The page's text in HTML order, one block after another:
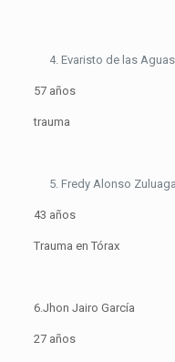
Evaristo de las
57 años
trauma
Fredy Alonso Zuluaga
43 años
Trauma en Tórax
6.Jhon Jairo García
27 años